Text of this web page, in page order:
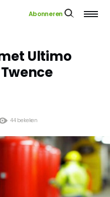
Abonneren
Ultimo
44 bekeken